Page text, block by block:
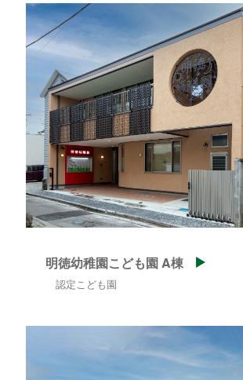
明徳幼稚園こども園 A棟
認定こども園